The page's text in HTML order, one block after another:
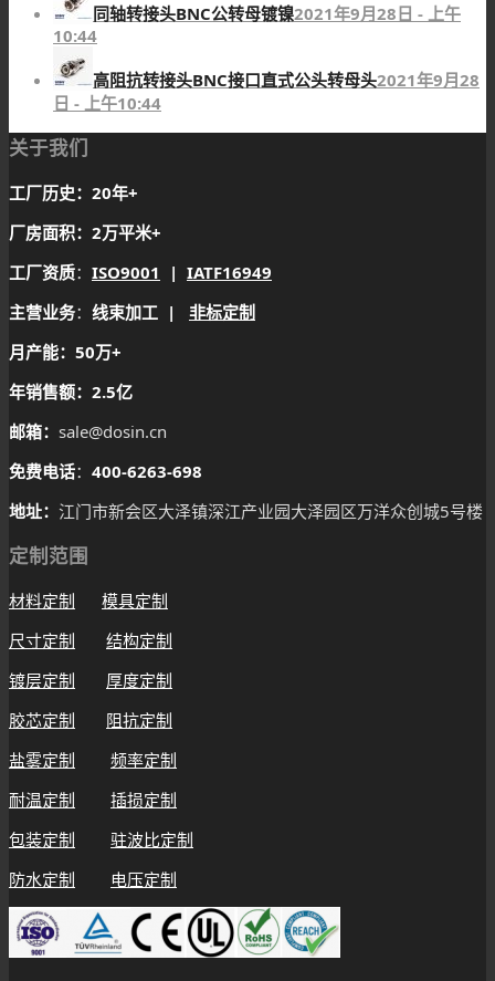
同轴转接头BNC公转母镀镍2021年9月28日 - 上午
10:44
高阻抗转接头BNC接口直式公头转母头2021年9月28
日 - 上午10:44
关于我们
工厂历史：20年+
厂房面积：2万平米+
工厂资质： ISO9001 | IATF16949
主营业务： 线束加工 | 非标定制
月产能：50万+
年销售额：2.5亿
邮箱： sale@dosin.cn
免费电话： 400-6263-698
地址： 江门市新会区大泽镇深江产业园大泽园区万洋众创城5号楼
定制范围
材料定制
模具定制
尺寸定制
结构定制
镀层定制
厚度定制
胶芯定制
阻抗定制
盐雾定制
频率定制
耐温定制
插损定制
包装定制
驻波比定制
防水定制
电压定制